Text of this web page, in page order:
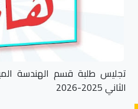
تجليس طلبة قسم الهندسة
الثاني 2025-2026